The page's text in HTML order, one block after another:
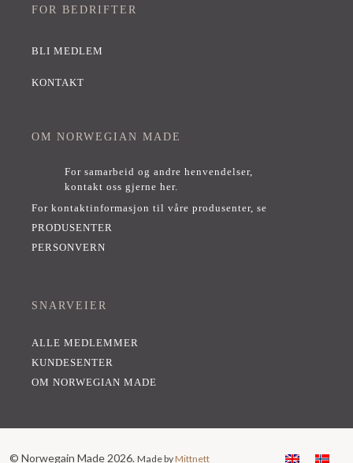
FOR BEDRIFTER
BLI MEDLEM
KONTAKT
OM NORWEGIAN MADE
For samarbeid og andre henvendelser,
kontakt oss gjerne her.
For kontaktinformasjon til våre produsenter, se
PRODUSENTER
PERSONVERN
SNARVEIER
ALLE MEDLEMMER
KUNDESENTER
OM NORWEGIAN MADE
© Norwegain Made 2026. Made byMittnett